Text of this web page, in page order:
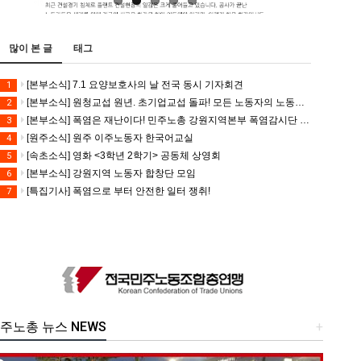
많이 본 글 태그
1 [본부소식] 7.1 요양보호사의 날 전국 동시 기자회견
2 [본부소식] 원청교섭 원년. 초기업교섭 돌파! 모든 노동자의 노동기본권 쟁취! 민주노총 7.15 총파업대회
3 [본부소식] 폭염은 재난이다! 민주노총 강원지역본부 폭염감시단 선포 기자회견
4 [원주소식] 원주 이주노동자 한국어교실
5 [속초소식] 영화 <3학년 2학기> 공동체 상영회
6 [본부소식] 강원지역 노동자 합창단 모임
7 [특집기사] 폭염으로 부터 안전한 일터 쟁취!
+
노총 뉴스 NEWS